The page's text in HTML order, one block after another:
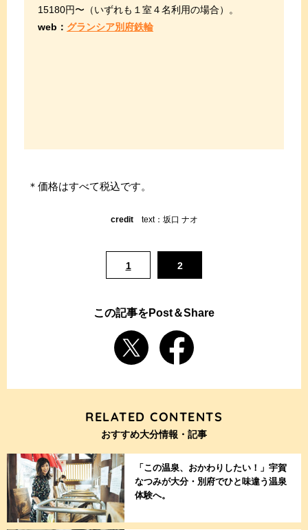
15180円〜（いずれも１室４名利用の場合）。
web： グランシア別府鉄輪
＊価格はすべて税込です。
credittext：坂口 ナオ
1 2
この記事をPost＆Share
RELATED CONTENTS
おすすめ大分情報・記事
「この温泉、おかわりしたい！」宇賀
なつみが大分・別府でひと味違う温泉
体験へ。